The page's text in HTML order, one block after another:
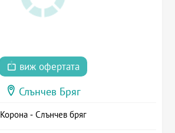
виж офертата
Слънчев Бряг
Корона - Слънчев бряг